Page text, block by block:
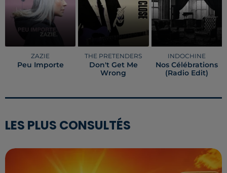
ZAZIE
Peu Importe
THE PRETENDERS
Don't Get Me
Wrong
INDOCHINE
Nos Célébrations
(radio Edit)
LES PLUS CONSULTÉS